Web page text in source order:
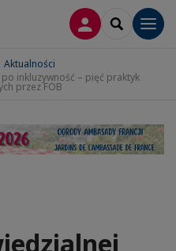
LOGOWANIE
SEARCH
Aktualności
inkluzywność – pięć praktyk
przez FOB